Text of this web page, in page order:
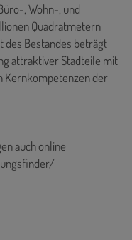
, Wohn-, und
Quadratmetern
Bestandes beträgt
attraktiver Stadteile mit
Kernkompetenzen der
auch online